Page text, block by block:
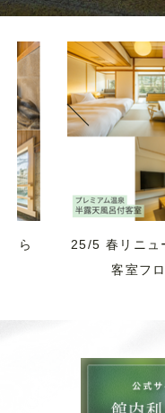
アム
企業様、団体
Tel.